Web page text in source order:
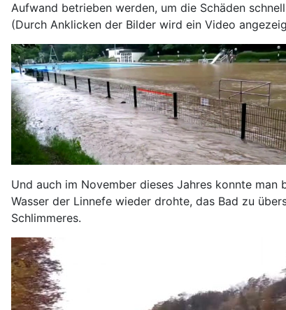
Aufwand betrieben werden, um die Schäden
(Durch Anklicken der Bilder wird ein Video
Und auch im November dieses Jahres konnte
Wasser der Linnefe wieder drohte, das Bad zu
Schlimmeres.